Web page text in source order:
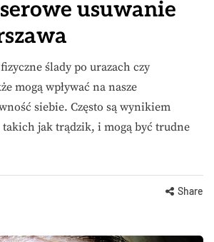
usuwanie
ślady po urazach czy
mogą wpływać na nasze
siebie. Często są wynikiem
jak trądzik, i mogą być trudne
Share